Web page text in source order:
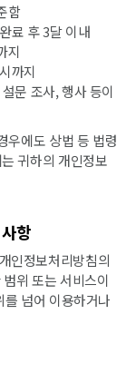
함
료 후 3달 이내
지
까지
문 조사, 행사 등이
우에도 상법 등 법령
귀하의 개인정보
항
인정보처리방침의
위 또는 서비스이
넘어 이용하거나